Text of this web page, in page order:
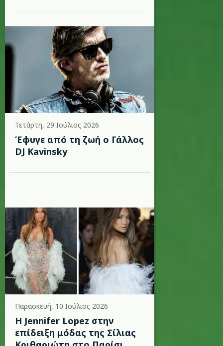
Τετάρτη, 29 Ιούλιος 2026
Έφυγε από τη ζωή ο Γάλλος
DJ Kavinsky
Παρασκευή, 10 Ιούλιος 2026
Η Jennifer Lopez στην
επίδειξη μόδας της Σίλιας